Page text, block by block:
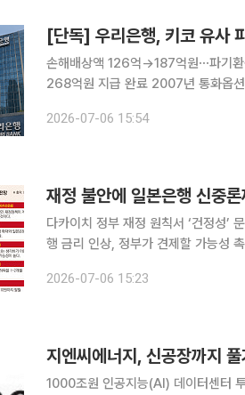
[단독] 우리은행, 키코 유사
손해배상액 126억→187억원⋯파기환
268억원 지급 완료 2007년 통화옵션 계약
으로 확정됐다. 이로써 2007년 통화
2026-07-06 15:54
재정 불안에 일본은행 신중
다카이치 정부 재정 원칙서 ‘건정성’
행 금리 인상, 정부가 견제할 가능성 촉각 미국 달러화당 엔화 가치가 연내 170엔까지 추
(BOJ)의 금리 인상 신중론까지 가세
2026-07-06 15:23
1000조원 인공지능(AI) 데이터센터